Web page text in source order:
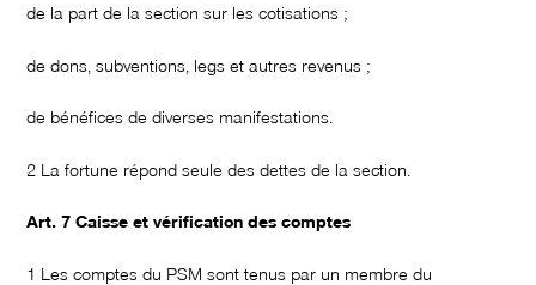
de la part de la section sur les cotisations ;
de dons, subventions, legs et autres revenus ;
de bénéfices de diverses manifestations.
2 La fortune répond seule des dettes de la section.
Art. 7 Caisse et vérification des comptes
1 Les comptes du PSM sont tenus par un membre du